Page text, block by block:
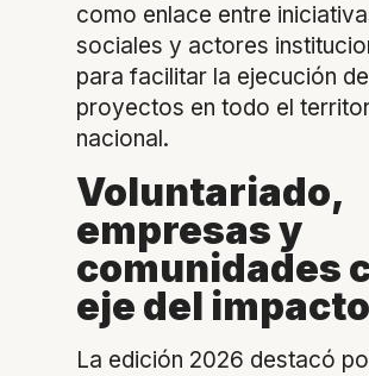
como enlace entre
sociales y actores
para facilitar la ejecución de
proyectos en todo el
nacional.
Voluntariado,
empresas y
comunidades
eje del impacto
La edición 2026 destacó